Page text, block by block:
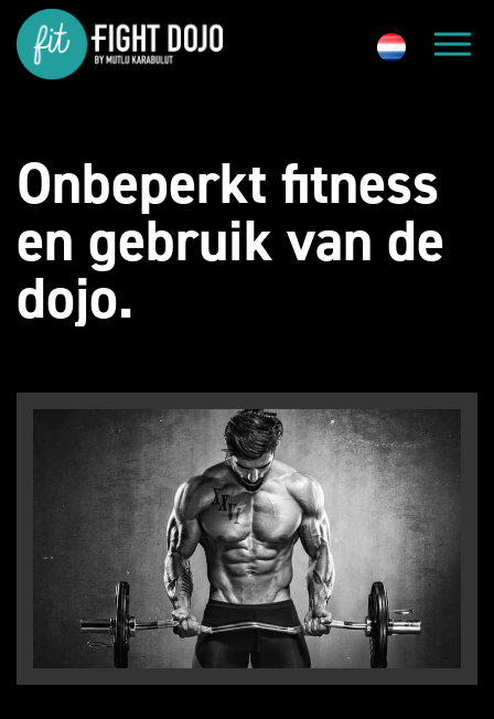
Onbeperkt fitness
en gebruik van de
dojo.